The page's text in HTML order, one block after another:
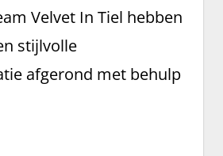
Velvet In Tiel hebben
stijlvolle
afgerond met behulp